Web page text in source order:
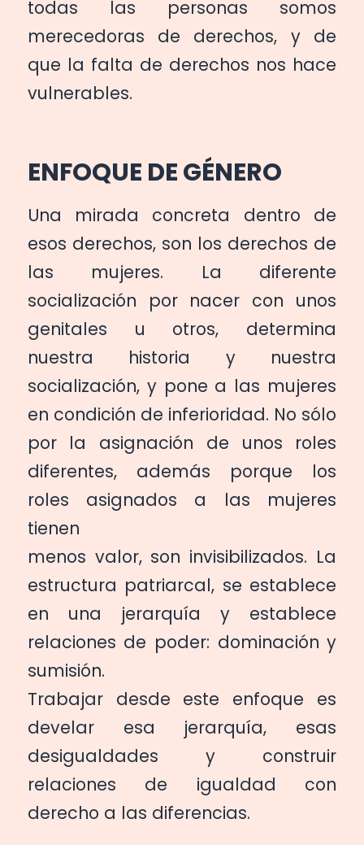
todas las personas somos
merecedoras de derechos, y de
que la falta de derechos nos hace
vulnerables.
ENFOQUE DE GÉNERO
Una mirada concreta dentro de
esos derechos, son los derechos de
las mujeres. La diferente
socialización por nacer con unos
genitales u otros, determina
nuestra historia y nuestra
socialización, y pone a las mujeres
en condición de inferioridad. No sólo
por la asignación de unos roles
diferentes, además porque los
roles asignados a las mujeres
tienen
menos valor, son invisibilizados. La
estructura patriarcal, se establece
en una jerarquía y establece
relaciones de poder: dominación y
sumisión.
Trabajar desde este enfoque es
develar esa jerarquía, esas
desigualdades y construir
relaciones de igualdad con
derecho a las diferencias.